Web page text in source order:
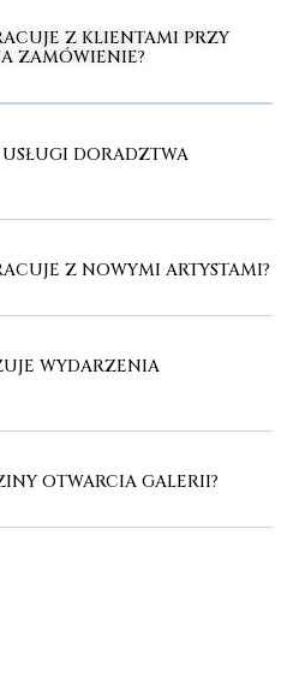
Z KLIENTAMI PRZY
ZAMÓWIENIE?
DORADZTWA
Z NOWYMI ARTYSTAMI?
WYDARZENIA
OTWARCIA GALERII?